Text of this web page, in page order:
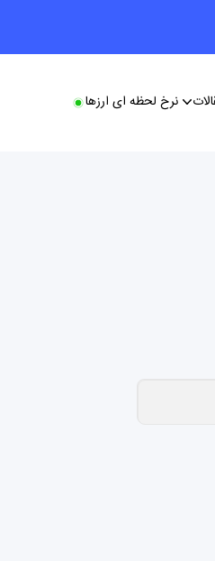
نرخ لحظه ای ارزها